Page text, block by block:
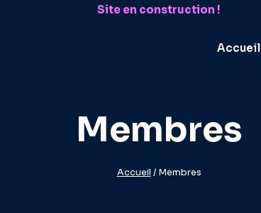
Site en construction !
Accueil
Membres
Accueil / Membres